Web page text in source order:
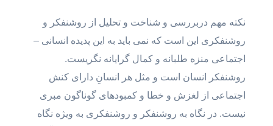
نکته مهم دربررسی و شناخت و تحلیل از روشنفکر و
روشنفکری این است که نمی باید به این پدیده انسانی –
اجتماعی منزه طلبانه و کمال گرایانه نگریست.
روشنفکر انسان است و مثل هر انسانِ دارای کنش
اجتماعی از لغزش و خطا و کمبودهای گوناگون مبری
نیست. در نگاه به روشنفکر و روشنفکری به ویژه نگاه